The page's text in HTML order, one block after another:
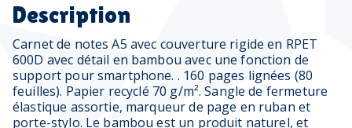
Description
Carnet de notes A5 avec couverture rigide en RPET
600D avec détail en bambou avec une fonction de
support pour smartphone. . 160 pages lignées (80
feuilles). Papier recyclé 70 g/m². Sangle de fermeture
élastique assortie, marqueur de page en ruban et
porte-stylo. Le bambou est un produit naturel, et